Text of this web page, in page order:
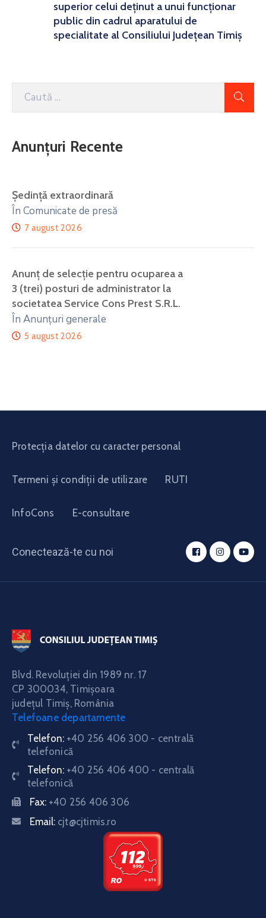
superior celui deținut a unui funcționar
public din cadrul aparatului de
specialitate al Consiliului Județean Timiș
Anunțuri Recente
Ședință extraordinară
În Comunicate de presă
7 august 2026
Anunţ de selecţie pentru ocuparea a
3 (trei) posturi de administrator la
societatea Service Cons Prest S.R.L.
În Anunțuri generale
5 august 2026
Protecția datelor cu caracter personal
Termeni și condiții de utilizare RUTI
InfoCons E-consultare
Conectează-te cu noi
Blvd. Revoluţiei din 1989 nr. 17
CP 300034, Timişoara
judeţul Timiş, România
Telefoane departamente
Telefon: +40 256 406 300 - centrală
telefonică
Telefon: +40 256 406 400 - centrală
telefonică
Fax: +40 256 406 306
Email: cjt@cjtimis.ro